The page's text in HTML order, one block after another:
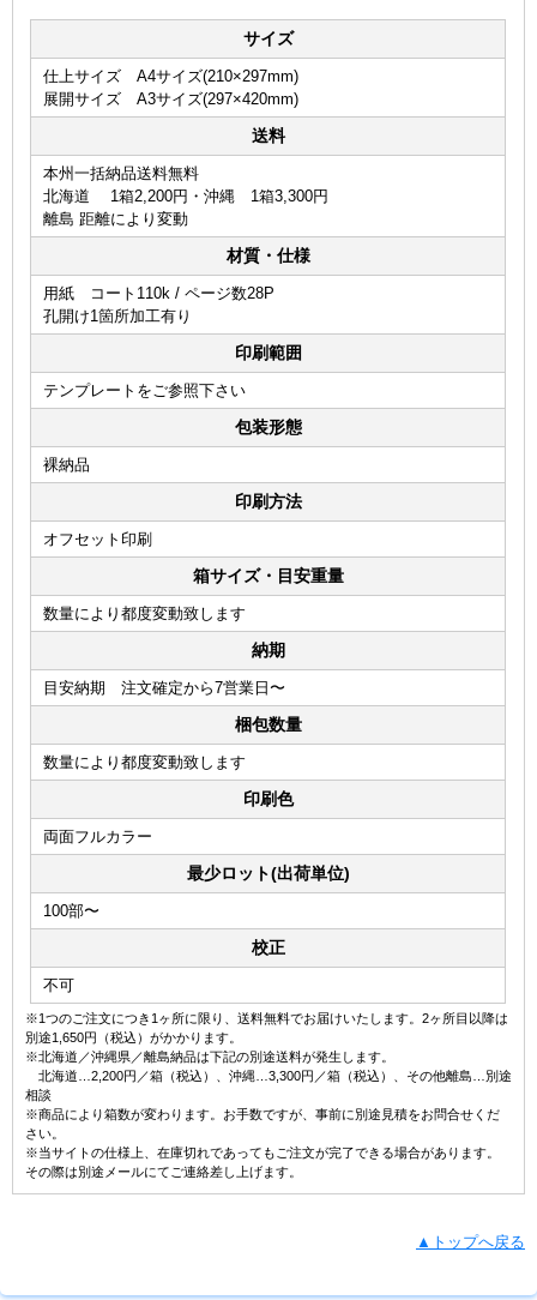
サイズ
仕上サイズ A4サイズ(210×297mm)
展開サイズ A3サイズ(297×420mm)
送料
本州一括納品送料無料
北海道 1箱2,200円・沖縄 1箱3,300円
離島 距離により変動
材質・仕様
用紙 コート110k / ページ数28P
孔開け1箇所加工有り
印刷範囲
テンプレートをご参照下さい
包装形態
裸納品
印刷方法
オフセット印刷
箱サイズ・目安重量
数量により都度変動致します
納期
目安納期 注文確定から7営業日〜
梱包数量
数量により都度変動致します
印刷色
両面フルカラー
最少ロット(出荷単位)
100部〜
校正
不可
※1つのご注文につき1ヶ所に限り、送料無料でお届けいたします。2ヶ所目以降は
別途1,650円（税込）がかかります。
※北海道／沖縄県／離島納品は下記の別途送料が発生します。
北海道…2,200円／箱（税込）、沖縄…3,300円／箱（税込）、その他離島…別途
相談
※商品により箱数が変わります。お手数ですが、事前に別途見積をお問合せくだ
さい。
※当サイトの仕様上、在庫切れであってもご注文が完了できる場合があります。
その際は別途メールにてご連絡差し上げます。
▲トップへ戻る